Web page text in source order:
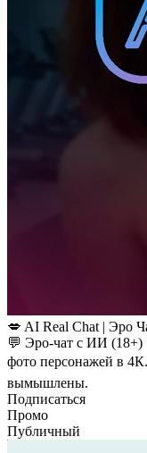
💋 AI Real Chat | Эро
💬 Эро-чат с ИИ
фото персонажей в
вымышлены.
Подписаться
Промо
Публичный